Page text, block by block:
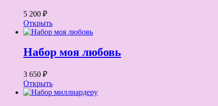
5 200 ₽
Открыть
Набор моя любовь
3 650 ₽
Открыть